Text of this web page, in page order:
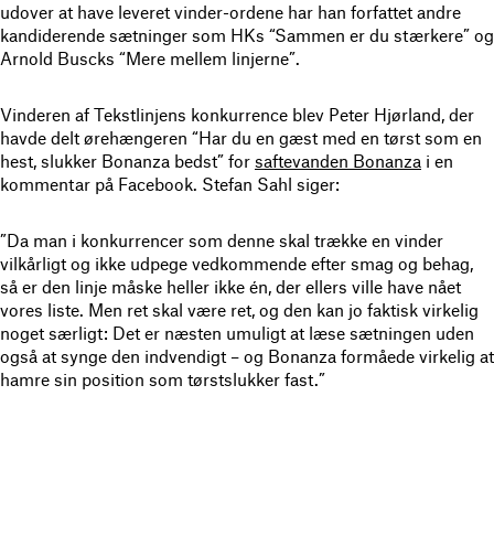
udover at have leveret vinder-ordene har han forfattet andre
kandiderende sætninger som HKs “Sammen er du stærkere” og
Arnold Buscks “Mere mellem linjerne”.
Vinderen af Tekstlinjens konkurrence blev Peter Hjørland, der
havde delt ørehængeren “Har du en gæst med en tørst som en
hest, slukker Bonanza bedst” for saftevanden Bonanza i en
kommentar på Facebook. Stefan Sahl siger:
”Da man i konkurrencer som denne skal trække en vinder
vilkårligt og ikke udpege vedkommende efter smag og behag,
så er den linje måske heller ikke én, der ellers ville have nået
vores liste. Men ret skal være ret, og den kan jo faktisk virkelig
noget særligt: Det er næsten umuligt at læse sætningen uden
også at synge den indvendigt – og Bonanza formåede virkelig at
hamre sin position som tørstslukker fast.”